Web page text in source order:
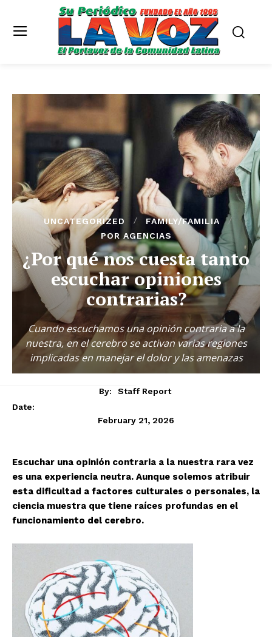
UNCATEGORIZED
FAMILY/FAMILIA
POR AGENCIAS
¿Por qué nos cuesta tanto
escuchar opiniones
contrarias?
Cuando escuchamos una opinión contraria a la
nuestra, en el cerebro se activan varias regiones
implicadas en manejar el dolor y las amenazas
By:
Staff Report
Date:
February 21, 2026
Escuchar una opinión contraria a la nuestra rara vez
es una experiencia neutra. Aunque solemos atribuir
esta dificultad a factores culturales o personales, la
ciencia muestra que tiene raíces profundas en el
funcionamiento del cerebro.